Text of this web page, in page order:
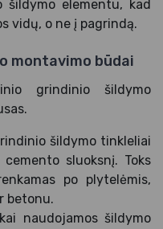
elementu, kad
vidų, o ne į pagrindą.
montavimo būdai
grindinio šildymo
šildymo tinkleliai
sluoksnį. Toks
po plytelėmis,
betonu.
naudojamos šildymo